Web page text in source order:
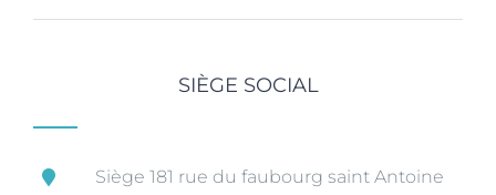
SIÈGE SOCIAL
Siège 181 rue du faubourg saint Antoine